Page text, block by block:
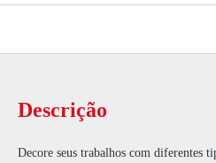
Descrição
Decore seus trabalhos com diferentes